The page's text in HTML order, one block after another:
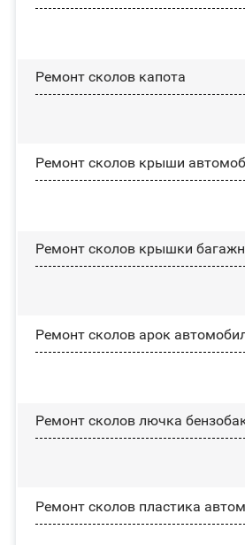
Ремонт сколов капота
Ремонт сколов крыши
Ремонт сколов крышки
Ремонт сколов арок
Ремонт сколов лючка
Ремонт сколов пластика